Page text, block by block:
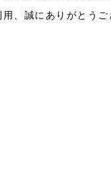
用、誠にありがと